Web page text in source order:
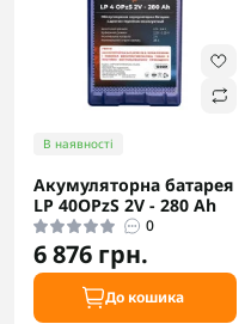
В наявності
Акумуляторна батарея
LP 40OPzS 2V - 280 Ah
0
6 876 грн.
До кошика